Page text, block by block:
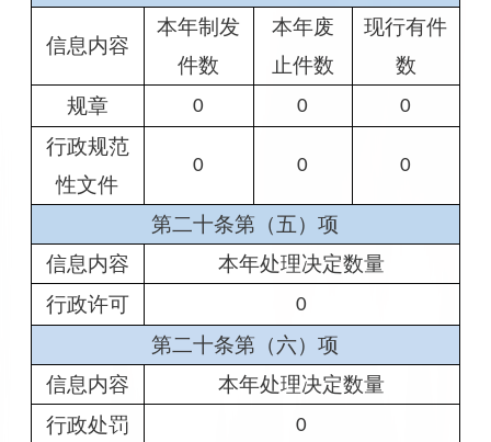
信息内容
本年制发
件数
本年废
止件数
现行有件
数
规章
0 0 0
行政规范
性文件
0 0 0
第二十条第（五）项
信息内容
本年处理决定数量
行政许可
0
第二十条第（六）项
信息内容
本年处理决定数量
行政处罚
0